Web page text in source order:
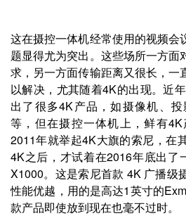
这在摄控一体机经常使用的视频会
题显得尤为突出。这些场所一方面
求，另一方面传输距离又很长，一
以解决，尤其随着4K的出现。近
出了很多4K产品，如摄像机、
等，但在摄控一体机上，鲜有
2011年就举起4K大旗的索尼，在
4K之后，才试着在2016年底出了
X1000。这是索尼首款 4K 广播级
性能优越，用的是高达1英寸的
款产品即使放到现在也毫不过时。